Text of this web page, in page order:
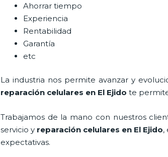
Ahorrar tiempo
Experiencia
Rentabilidad
Garantía
etc
La industria nos permite avanzar y
reparación celulares en El Ejido te
Trabajamos de la mano con nuestros
servicio y reparación celulares en El Ejido,
expectativas.